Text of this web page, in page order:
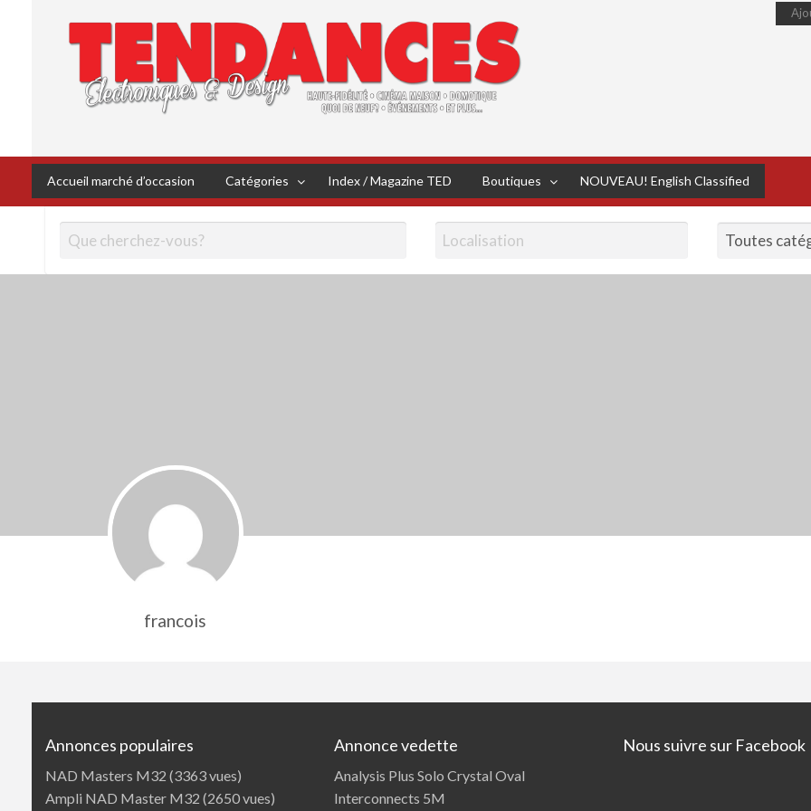
NOUVEAU!
Québec Audio
Accueil marché d’occasion Catégories Index / Magazine TED Boutiques NOUVEAU! English Classified
francois
Annonces populaires
NAD Masters M32 (3363 vues)
Ampli NAD Master M32 (2650 vues)
Annonce vedette
Analysis Plus Solo Crystal Oval
Interconnects 5M
Nous suivre sur Facebook